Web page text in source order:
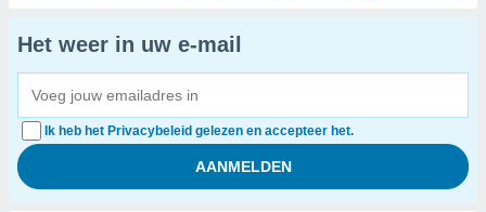
Het weer in uw e-mail
Ik heb het Privacybeleid gelezen en accepteer het.